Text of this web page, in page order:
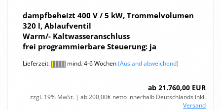
dampf­be­heizt 400 V / 5 kW, Trom­mel­vo­lu­men
320 l, Ab­lauf­ven­til
Warm/- Kalt­was­ser­an­schluss
frei pro­gram­mier­ba­re Steue­rung: ja
Lieferzeit: mind. 4-6 Wochen(Ausland abweichend)
ab 21.760,00 EUR
zzgl. 19% MwSt. | ab 200,00€ netto innerhalb Deutschlands inkl.
Versand